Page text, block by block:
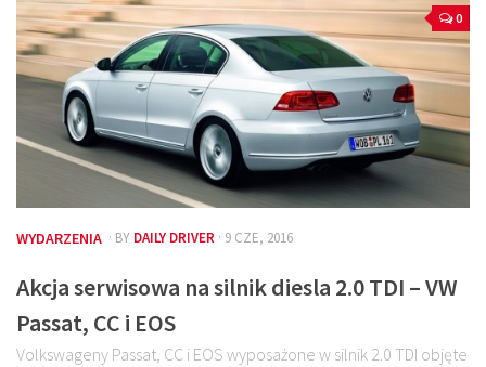
0
WYDARZENIA · BY DAILY DRIVER · 9 CZE, 2016
Akcja serwisowa na silnik diesla 2.0 TDI – VW
Passat, CC i EOS
Volkswageny Passat, CC i EOS wyposażone w silnik 2.0 TDI objęte